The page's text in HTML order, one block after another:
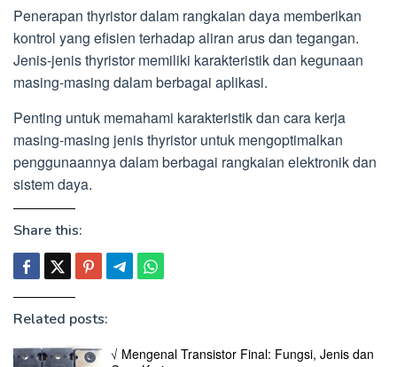
Penerapan thyristor dalam rangkaian daya memberikan
kontrol yang efisien terhadap aliran arus dan tegangan.
Jenis-jenis thyristor memiliki karakteristik dan kegunaan
masing-masing dalam berbagai aplikasi.
Penting untuk memahami karakteristik dan cara kerja
masing-masing jenis thyristor untuk mengoptimalkan
penggunaannya dalam berbagai rangkaian elektronik dan
sistem daya.
Share this:
Related posts:
√ Mengenal Transistor Final: Fungsi, Jenis dan